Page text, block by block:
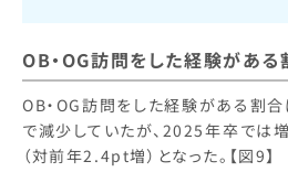
OB・OG訪問をした経験がある
OB・OG訪問をした経験がある割
で減少していたが、2025年卒では
（対前年2.4pt増）となった。【図9】